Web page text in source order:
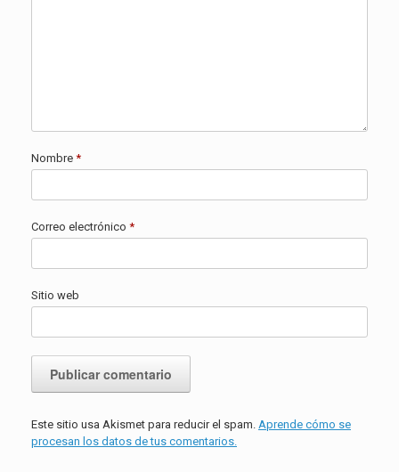
Nombre *
Correo electrónico *
Sitio web
Este sitio usa Akismet para reducir el spam. Aprende cómo se
procesan los datos de tus comentarios.